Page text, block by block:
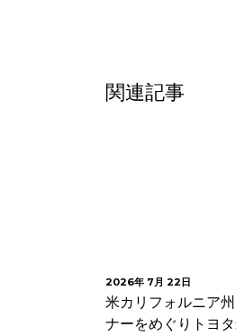
関連記事
2026年 7月 22日
米カリフォルニア
ナーをめぐりトヨ